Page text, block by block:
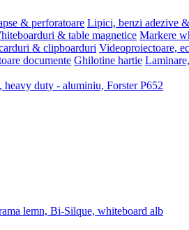
& perforatoare Lipici, benzi adezive
& table magnetice Markere
& clipboarduri Videoproiectoare,
documente Ghilotine hartie
duty - aluminiu, Forster P652
lemn, Bi-Silque, whiteboard alb